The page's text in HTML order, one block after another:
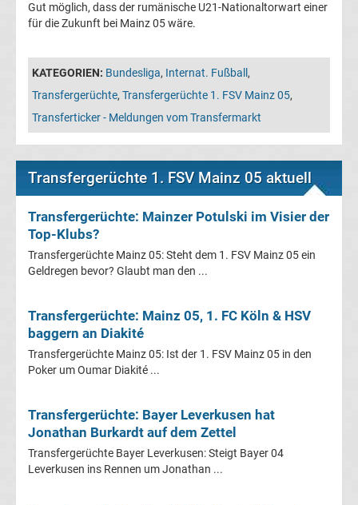
Bayer
Transfergerüchte
Borussia
Transfergerüchte
Borussia
Gut möglich, dass der rumänische U21-Nationaltorwart einer
für die Zukunft bei Mainz 05 wäre.
KATEGORIEN: Bundesliga, Internat. Fußball ,
Transfergerüchte, Transfergerüchte 1. FSV Mainz 05,
Transferticker - Meldungen vom Transfermarkt
Transfergerüchte 1. FSV Mainz 05 aktuell
Transfergerüchte: Mainzer Potulski im Visier der
Top-Klubs?
Transfergerüchte Mainz 05: Steht dem 1. FSV Mainz 05 ein
Geldregen bevor? Glaubt man den ...
Transfergerüchte: Mainz 05, 1. FC Köln & HSV
baggern an Diakité
Transfergerüchte Mainz 05: Ist der 1. FSV Mainz 05 in den
Poker um Oumar Diakité ...
Transfergerüchte: Bayer Leverkusen hat
Jonathan Burkardt auf dem Zettel
Transfergerüchte Bayer Leverkusen: Steigt Bayer 04
Leverkusen ins Rennen um Jonathan ...